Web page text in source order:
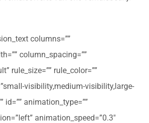
columns=””
column_spacing=””
rule_size=”” rule_color=””
visibility,medium-visibility,large-
id=”” animation_type=””
animation_speed=”0.3″